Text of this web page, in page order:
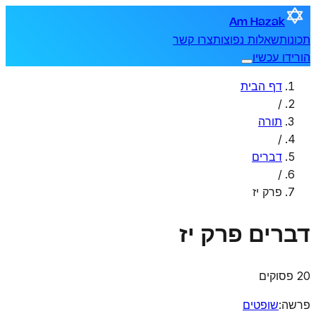
Am Hazak
תכונותשאלות נפוצותצרו קשר
הורידו עכשיו
דף הבית
/
תורה
/
דברים
/
פרק יז
דברים פרק יז
20 פסוקים
פרשה:שופטים